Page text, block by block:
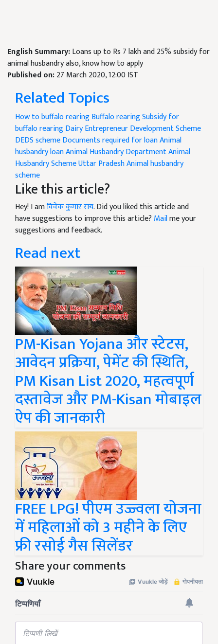
English Summary:Loans up to Rs 7 lakh and 25% subsidy for
animal husbandry also, know how to apply
Published on:27 March 2020, 12:00 IST
Related Topics
How to buffalo rearingBuffalo rearingSubsidy for
buffalo rearingDairy Entrepreneur Development Scheme
DEDS schemeDocuments required for loanAnimal
husbandry loanAnimal Husbandry DepartmentAnimal
Husbandry Scheme Uttar PradeshAnimal husbandry
scheme
Like this article?
Hey! I amविवेक कुमार राय. Did you liked this article and
have suggestions to improve this article? Mailme your
suggestions and feedback.
Read next
PM-Kisan Yojana और स्टेटस,
आवेदन प्रक्रिया, पेमेंट की स्थिति,
PM Kisan List 2020, महत्वपूर्ण
दस्तावेज और PM-Kisan मोबाइल
ऐप की जानकारी
FREE LPG! पीएम उज्ज्वला योजना
में महिलाओं को 3 महीने के लिए
फ्री रसोई गैस सिलेंडर
Share your comments